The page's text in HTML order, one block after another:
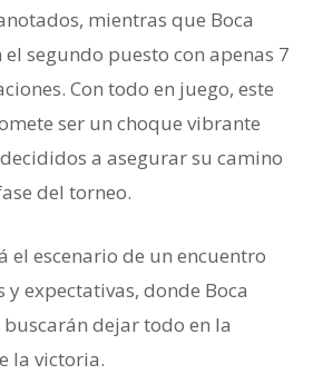
mientras que Boca
el segundo puesto con apenas 7
Con todo en juego, este
ser un choque vibrante
a asegurar su camino
del torneo.
el escenario de un encuentro
y expectativas, donde Boca
buscarán dejar todo en la
la victoria.